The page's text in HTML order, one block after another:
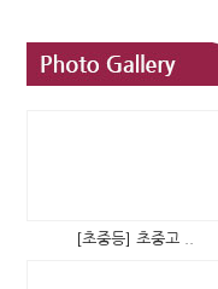
[초중등] 초중고 ..